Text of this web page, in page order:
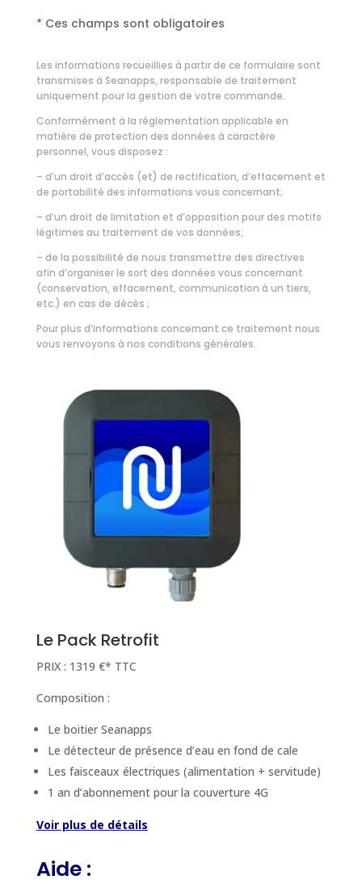
* Ces champs sont obligatoires
Les informations recueillies à partir de ce formulaire sont
transmises à Seanapps, responsable de traitement
uniquement pour la gestion de votre commande.
Conformément à la réglementation applicable en
matière de protection des données à caractère
personnel, vous disposez :
– d’un droit d’accès (et) de rectification, d’effacement et
de portabilité des informations vous concernant;
– d’un droit de limitation et d’opposition pour des motifs
légitimes au traitement de vos données;
– de la possibilité de nous transmettre des directives
afin d’organiser le sort des données vous concernant
(conservation, effacement, communication à un tiers,
etc.) en cas de décès ;
Pour plus d’informations concernant ce traitement nous
vous renvoyons à nos conditions générales.
Le Pack Retrofit
PRIX : 1319 €* TTC
Composition :
Le boitier Seanapps
Le détecteur de présence d’eau en fond de cale
Les faisceaux électriques (alimentation + servitude)
1 an d’abonnement pour la couverture 4G
Voir plus de détails
Aide :